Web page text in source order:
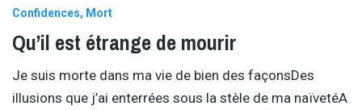
Confidences Mort
Qu’il est étrange de mourir
Je suis morte dans ma vie de bien des façonsDes
illusions que j’ai enterrées sous la stèle de ma naïvetéA